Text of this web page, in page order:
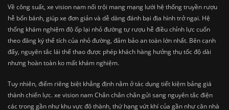
Về công suất, xe vision nam nổi trội mang mạng lưới hệ thống truyền rượu
hễ bốn bánh, giúp xe đơn giản và dễ dàng đánh bại địa hình trở ngại. Hệ
thống khám nghiệm độ ốp lại nhỏ đường tự rượu hễ điều chỉnh lực cuốn
theo đăng ký thể tích của nhỏ đường, đảm bảo an toàn lớn nhất. Bên cạnh
đấy, nguyên tắc lái thể thao được phép khách hàng hưởng thụ tốc độ dài
nhưng hoàn toàn ko mất khám nghiệm.
Tuy nhiên, điểm riêng biệt khẳng định nằm ở tác dụng tiết kiệm bảng giá
thành chiến lực. xe vision nam Chắn chắn chắn gửi sang nguyên tắc điện
các trong gần như khu vực đô thành, thứ hạng vứt khí của gần như căn nhà